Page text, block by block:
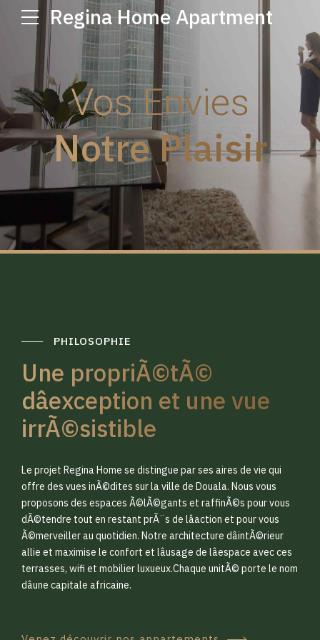
Regina Home Apartment
Vos Envies
Notre Plaisir
PHILOSOPHIE
Une propriÃ©tÃ©
dâexception et une vue
irrÃ©sistible
Le projet Regina Home se distingue par ses aires de vie qui
offre des vues inÃ©dites sur la ville de Douala. Nous vous
proposons des espaces Ã©lÃ©gants et raffinÃ©s pour vous
dÃ©tendre tout en restant prÃ¨s de lâaction et pour vous
Ã©merveiller au quotidien. Notre architecture dâintÃ©rieur
allie et maximise le confort et lâusage de lâespace avec ces
terrasses, wifi et mobilier luxueux.Chaque unitÃ© porte le nom
dâune capitale africaine.
0
1
2
3
0
1
2
3